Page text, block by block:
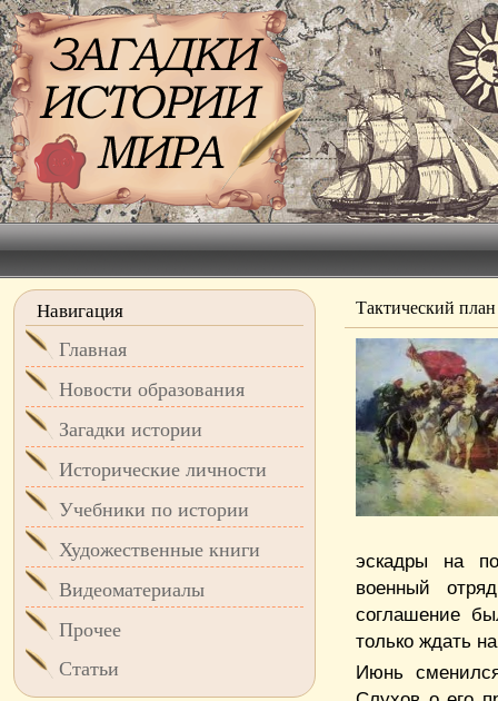
Тактический
эскадры на
военный
соглашение
только ждать
Июнь
Навигация
Главная
Новости образования
Загадки истории
Исторические личности
Учебники по истории
Художественные книги
Видеоматериалы
Прочее
Статьи